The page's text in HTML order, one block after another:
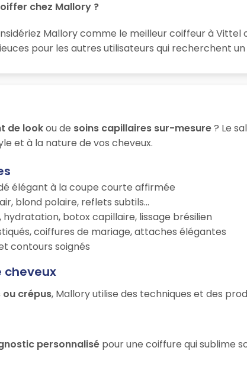
chez Mallory ?
Mallory comme le meilleur coiffeur à
pour les autres utilisateurs qui recherchent
de lookou de soins capillaires sur-mesure? Le
et à la nature de vos cheveux.
élégant à la coupe courte affirmée
blond polaire, reflets subtils…
hydratation, botox capillaire, lissage brésilien
coiffures de mariage, attaches élégantes
contours soignés
cheveux
ou crépus, Mallory utilise des techniques et des
personnalisé pour une coiffure qui sublime